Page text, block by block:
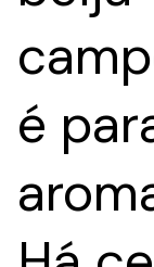
é